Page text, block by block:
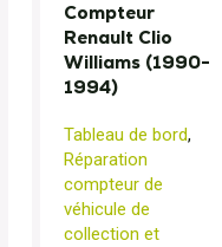
Compteur
Renault Clio
Williams (1990-
1994)
Tableau de bord,
Réparation
compteur de
véhicule de
collection et